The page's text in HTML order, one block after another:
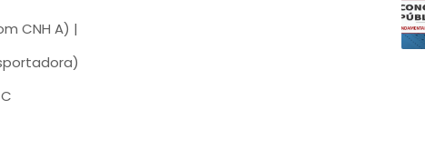
CNH A) |